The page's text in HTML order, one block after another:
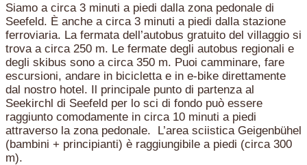
Siamo a circa 3 minuti a piedi dalla zona pedonale di
Seefeld. È anche a circa 3 minuti a piedi dalla stazione
ferroviaria. La fermata dell’autobus gratuito del villaggio si
trova a circa 250 m. Le fermate degli autobus regionali e
degli skibus sono a circa 350 m. Puoi camminare, fare
escursioni, andare in bicicletta e in e-bike direttamente
dal nostro hotel. Il principale punto di partenza al
Seekirchl di Seefeld per lo sci di fondo può essere
raggiunto comodamente in circa 10 minuti a piedi
attraverso la zona pedonale. L’area sciistica Geigenbühel
(bambini + principianti) è raggiungibile a piedi (circa 300
m).